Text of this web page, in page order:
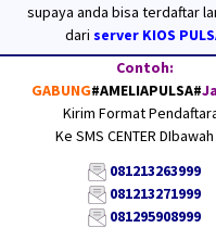
supaya anda bisa terdaftar
dari server KIOS
Contoh:
GABUNG#AMELIAPULSA#
Kirim Format
Ke SMS CENTER
081213263999
081213271999
081295908999